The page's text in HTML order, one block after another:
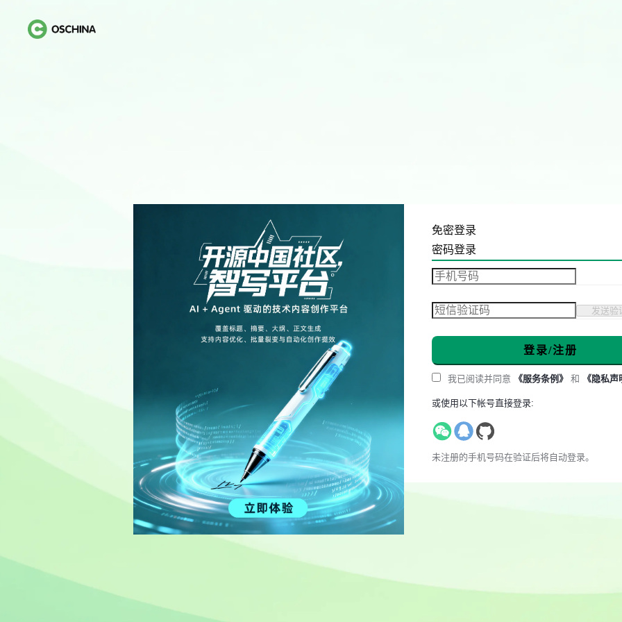
免密登录
密码登录
发送验
登录/注册
我已阅读并同意 《服务条例》 和 《隐私声
或使用以下帐号直接登录:
未注册的手机号码在验证后将自动登录。